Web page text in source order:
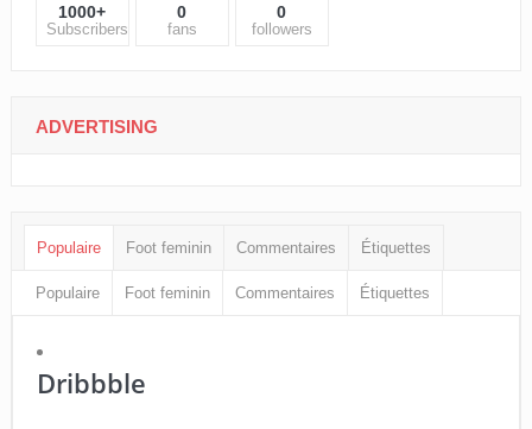
1000+
Subscribers
0
fans
0
followers
ADVERTISING
Populaire Foot feminin Commentaires Étiquettes
Populaire Foot feminin Commentaires Étiquettes
Dribbble